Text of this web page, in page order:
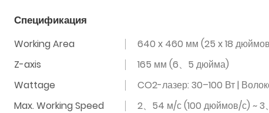
Спецификация
Working Area
640 x 460 мм (25 x 18
Z-axis
165 мм (6、5 дюйма)
Wattage
CO2-лазер: 30–100 Вт |
Max. Working Speed
2、54 м/с (100 дюймов/с) ~ 3